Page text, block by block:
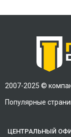
2007-2025 ©
Популярные
ЦЕНТРАЛЬНЫЙ